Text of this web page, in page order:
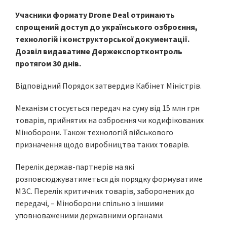
Учасники формату Drone Deal отримають
спрощений доступ до українського озброєння,
технологій і конструкторської документації.
Дозвіл видаватиме Держекспортконтроль
протягом 30 днів.
Відповідний Порядок затвердив Кабінет Міністрів.
Механізм стосується передач на суму від 15 млн грн
товарів, прийнятих на озброєння чи кодифікованих
Міноборони. Також технологій військового
призначення щодо виробництва таких товарів.
Перелік держав-партнерів на які
розповсюджуватиметься дія порядку формуватиме
МЗС. Перелік критичних товарів, заборонених до
передачі, – Міноборони спільно з іншими
уповноваженими державними органами.